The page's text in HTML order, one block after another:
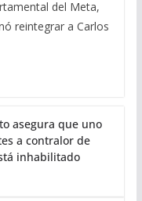
del Meta,
reintegrar a Carlos
asegura que uno
a contralor de
inhabilitado